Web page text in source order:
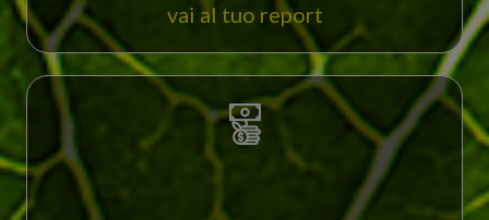
vai al tuo report